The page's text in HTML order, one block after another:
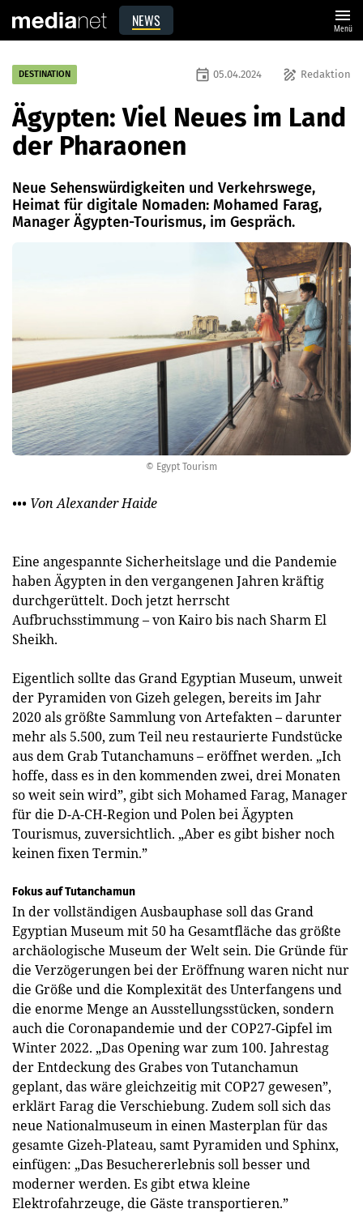
NEWS menu
Menü
© Egypt Tourism
DESTINATION draw Redaktion
event 05.04.2024
Ägypten: Viel Neues im Land
der Pharaonen
Neue Sehenswürdigkeiten und Verkehrswege,
Heimat für digitale ­Nomaden: Mohamed Farag,
Manager Ägypten-Tourismus, im Gespräch.
••• Von Alexander Haide
Eine angespannte Sicherheitslage und die Pandemie
haben Ägypten in den vergangenen Jahren kräftig
durchgerüttelt. Doch jetzt herrscht
Aufbruchsstimmung – von Kairo bis nach Sharm El
Sheikh.
Eigentlich sollte das Grand Egyptian Museum, unweit
der Pyramiden von Gizeh gelegen, bereits im Jahr
2020 als größte Sammlung von Artefakten – darunter
mehr als 5.500, zum Teil neu restaurierte Fundstücke
aus dem Grab Tutanchamuns – eröffnet werden. „Ich
hoffe, dass es in den kommenden zwei, drei Monaten
so weit sein wird”, gibt sich Mohamed Farag, Manager
für die D-A-CH-Region und Polen bei Ägypten
Tourismus, zuversichtlich. „Aber es gibt bisher noch
keinen fixen Termin.”
Fokus auf Tutanchamun
In der vollständigen Ausbauphase soll das Grand
Egyptian Museum mit 50 ha Gesamtfläche das größte
archäologische Museum der Welt sein. Die Gründe für
die Verzögerungen bei der Eröffnung waren nicht nur
die Größe und die Komplexität des Unterfangens und
die enorme Menge an Ausstellungsstücken, sondern
auch die Coronapandemie und der COP27-Gipfel im
Winter 2022. „Das Opening war zum 100. Jahrestag
der Entdeckung des Grabes von Tutanch­amun
geplant, das wäre gleichzeitig mit COP27 gewesen”,
erklärt Farag die Verschiebung. Zudem soll sich das
neue Nationalmuseum in einen Masterplan für das
gesamte Gizeh-Plateau, samt Pyramiden und Sphinx,
einfügen: „Das Besuchererlebnis soll besser und
moderner werden. Es gibt etwa kleine
Elektrofahrzeuge, die Gäste transportieren.”